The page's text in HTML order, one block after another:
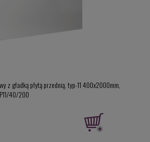
z gładką płytą przednią, typ-11 400x2000mm,
40/200